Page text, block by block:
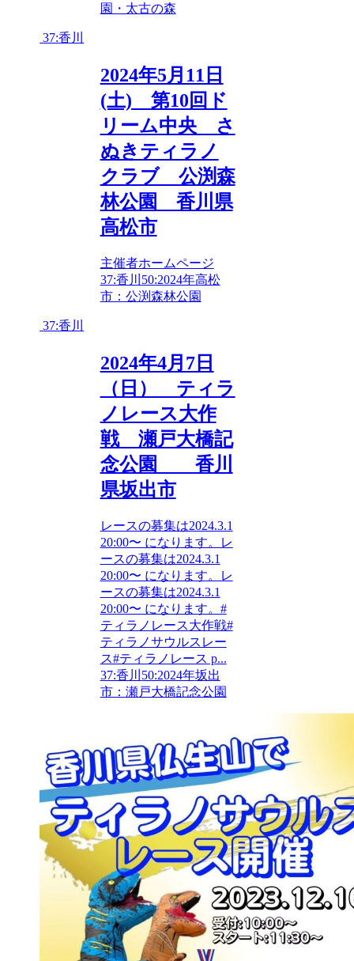
園・太古の森
37:香川
2024年5月11日
(土) 第10回ド
リーム中央 さ
ぬきティラノ
クラブ 公渕森
林公園 香川県
高松市
主催者ホームページ
37:香川 50:2024年高松
市：公渕森林公園
37:香川
2024年4月7日
（日） ティラ
ノレース大作
戦 瀬戸大橋記
念公園 香川
県坂出市
レースの募集は2024.3.1
20:00〜 になります。レ
ースの募集は2024.3.1
20:00〜 になります。レ
ースの募集は2024.3.1
20:00〜 になります。#
ティラノレース大作戦#
ティラノサウルスレー
ス#ティラノレース p...
37:香川 50:2024年坂出
市：瀬戸大橋記念公園